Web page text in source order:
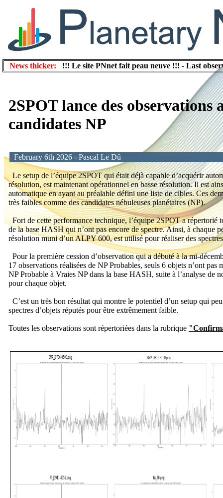
News thicker: !!! Le site PNnet fait peau neuve !!! - Last
2SPOT lance des observations
candidates NP
February 6th 2026 - Pascal Le Dû
Le setup de l’équipe 2SPOT qui était déjà capable d’acquérir
résolution, est maintenant opérationnel en basse résolution. Il est
automatique en ayant au préalable défini une liste de cibles. Ces
très faibles comme des candidates nébuleuses planétaires (NP).
Fort de cette performance technique, l’équipe 2SPOT a répertorié
de la base HASH qui n’ont pas encore de spectre. Ainsi, à chaque
résolution muni d’un ALPY 600, est utilisé pour réaliser des
Pour la première cession d’observation qui a débuté à la mi-
17 observations réalisées de NP Probables, seuls 6 objets n’ont
NP Probable à Vraies NP dans la base HASH, suite à l’analyse de
pour chaque objet.
C’est un très bon résultat qui montre le potentiel d’un setup qui
spectres d’objets réputés pour être extrêmement faible.
Toutes les observations sont répertoriées dans la rubrique